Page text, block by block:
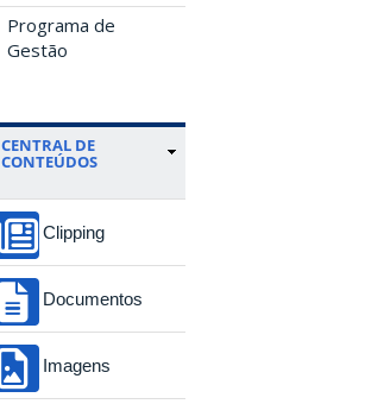
Programa de
Gestão
CENTRAL DE
CONTEÚDOS
Clipping
Documentos
Imagens